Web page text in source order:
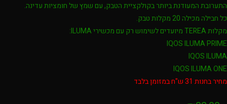
התערובת המעודנת ביותר בקולקציית הטבק, עם שמץ של חומציות עדינה.
כל חבילה מכילה 20 מקלות טבק.
מקלות TEREA מיועדים לשימוש רק עם מכשירי ILUMA:
IQOS ILUMA PRIME
IQOS ILUMA
IQOS ILUMA ONE
מחיר בחנות 31 ש"ח במזומן בלבד